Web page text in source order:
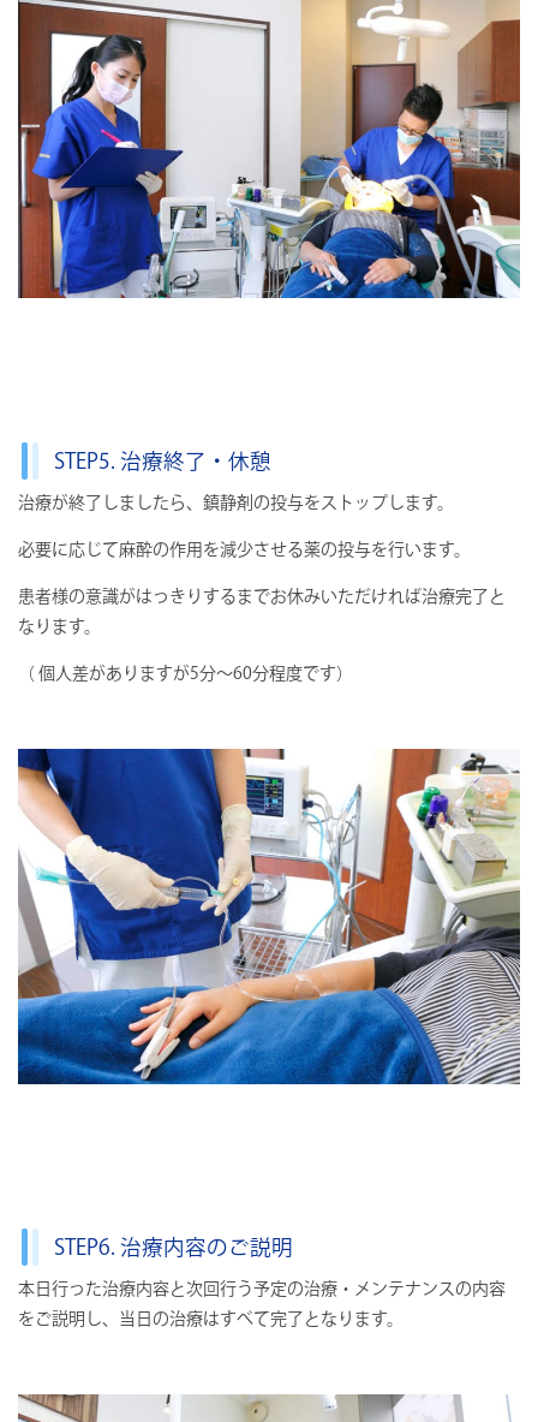
STEP5. 治療終了・休憩
治療が終了しましたら、鎮静剤の投与をストップします。
必要に応じて麻酔の作用を減少させる薬の投与を行います。
患者様の意識がはっきりするまでお休みいただければ治療完了と
なります。
（ 個⼈差がありますが5分〜60分程度です）
STEP6. 治療内容のご説明
本⽇行った治療内容と次回行う予定の治療・メンテナンスの内容
をご説明し、当⽇の治療はすべて完了となります。